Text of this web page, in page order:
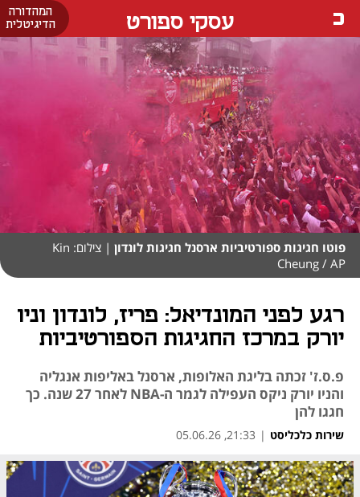
המהדורה
הדיגיטלית
עסקי ספורט
פוטו חגיגות ספורטיביות ארסנל חגיגות לונדון
| צילום: Kin
Cheung / AP
רגע לפני המונדיאל: פריז, לונדון וניו
יורק במרכז החגיגות הספורטיביות
פ.ס.ז' זכתה בליגת האלופות, ארסנל באליפות אנגליה
והניו יורק ניקס העפילה לגמר ה-NBA לאחר 27 שנה. כך
חגגו להן
שירות כלכליסט |
21:33, 05.06.26